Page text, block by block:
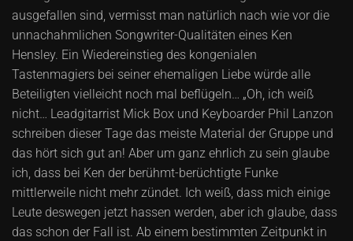
ausgefallen sind, vermisst man natürlich nach wie vor die
unnachahmlichen Songwriter-Qualitäten eines Ken
Hensley. Ein Wiedereinstieg des kongenialen
Tastenmagiers bei seiner ehemaligen Liebe würde alle
Beteiligten vielleicht noch mal beflügeln… „Oh, ich weiß
nicht… Leadgitarrist Mick Box und Keyboarder Phil Lanzon
schreiben dieser Tage das meiste Material der Gruppe und
das hört sich gut an! Aber um ganz ehrlich zu sein glaube
ich, dass bei Ken der berühmt-berüchtigte Funke
mittlerweile nicht mehr zündet. Ich weiß, dass mich einige
Leute deswegen jetzt hassen werden, aber ich glaube, dass
das schon der Fall ist. Ab einem bestimmten Zeitpunkt in